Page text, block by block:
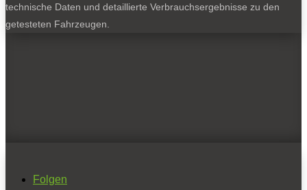
technische Daten und detaillierte Verbrauchsergebnisse zu den
getesteten Fahrzeugen.
Folgen